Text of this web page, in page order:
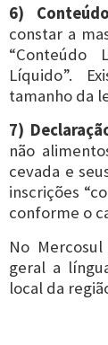
6)
constar a
“Conteúdo
Líquido”.
tamanho da
7)
não
cevada e
inscrições
conforme o
No
geral a
local da